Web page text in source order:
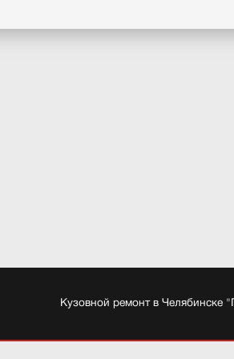
Кузовной ремонт в Челябинске